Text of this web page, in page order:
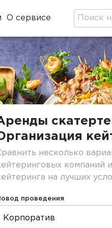
О сервисе
несколько
компаний
на лучших
проведения